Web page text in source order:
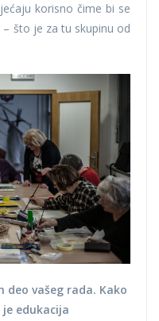
korisno čime bi se
što je za tu skupinu od
deo vašeg rada. Kako
edukacija